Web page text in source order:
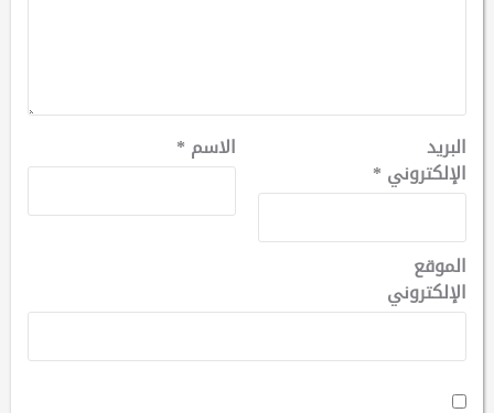
الاسم * البريد
الإلكتروني *
الموقع
الإلكتروني